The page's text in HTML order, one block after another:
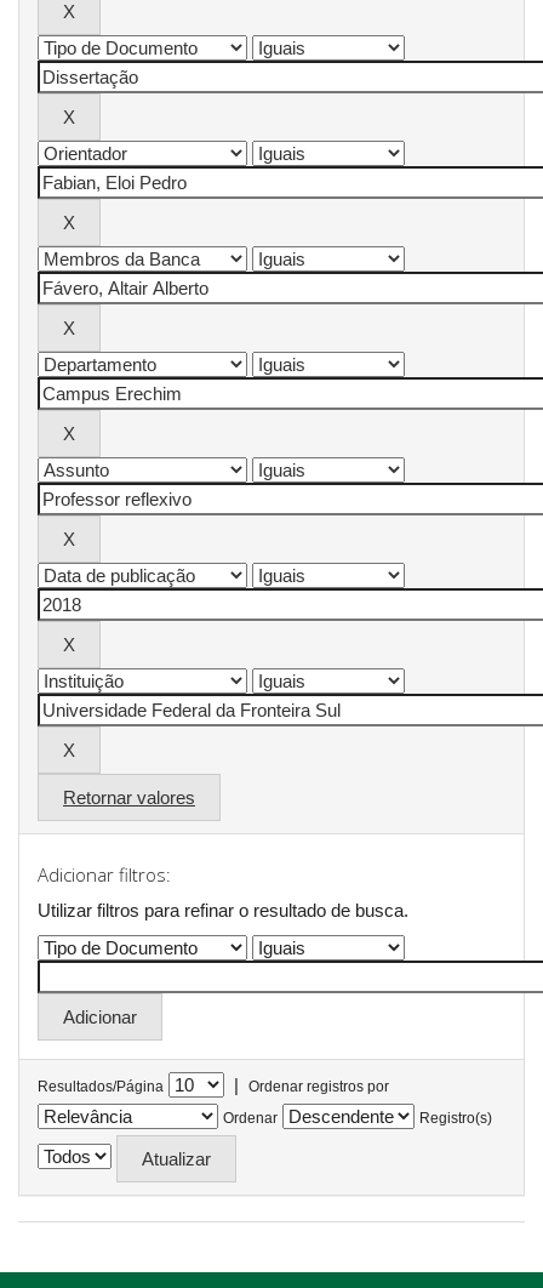
Retornar valores
Adicionar filtros:
Utilizar filtros para refinar o resultado de busca.
Resultados/Página |
Ordenar registros por
Ordenar
Registro(s)